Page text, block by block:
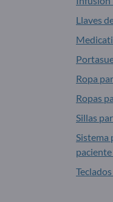
Llaves
Ropa
Ropas
Sillas
Sistema